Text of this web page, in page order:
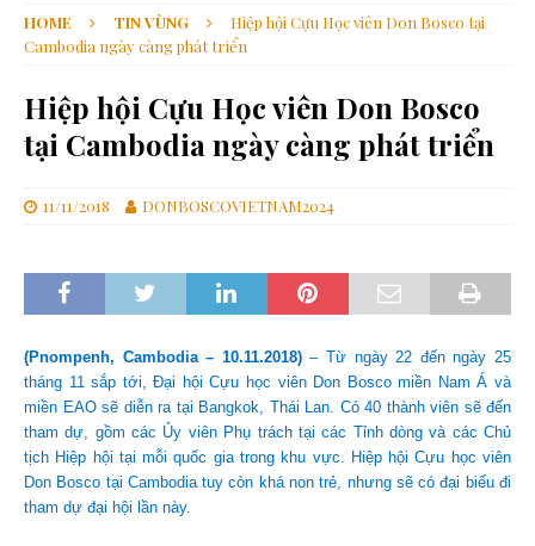
HOME TIN VÙNG
Hiệp hội Cựu Học viên Don Bosco tại
Cambodia ngày càng phát triển
Hiệp hội Cựu Học viên Don Bosco
tại Cambodia ngày càng phát triển
11/11/2018 DONBOSCOVIETNAM2024
(Pnompenh, Cambodia – 10.11.2018)– Từ ngày 22 đến ngày 25
tháng 11 sắp tới, Đại hội Cựu học viên Don Bosco miền Nam Á và
miền EAO sẽ diễn ra tại Bangkok, Thái Lan. Có 40 thành viên sẽ đến
tham dự, gồm các Ủy viên Phụ trách tại các Tỉnh dòng và các Chủ
tịch Hiệp hội tại mỗi quốc gia trong khu vực. Hiệp hội Cựu học viên
Don Bosco tại Cambodia tuy còn khá non trẻ, nhưng sẽ có đại biểu đi
tham dự đại hội lần này.